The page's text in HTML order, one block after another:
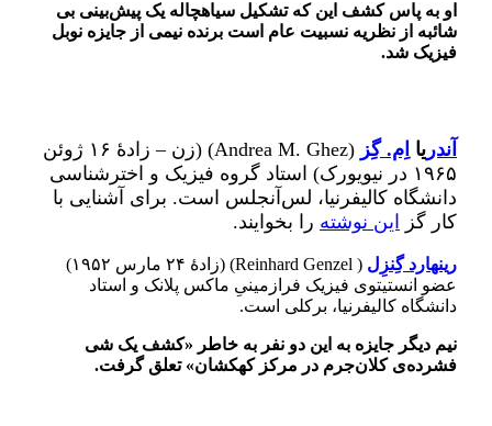
او به پاس کشف این که تشکیل سیاهچاله یک پیش‌بینی بی
شائبه از نظریه نسبیت عام است برنده نیمی از جایزه نوبل
فیزیک شد.
آندر یا اِم. گِز
(Andrea M. Ghez) (زن – زادهٔ ۱۶ ژوئن
۱۹۶۵ در نیویورک) استاد گروه فیزیک و اخترشناسی
دانشگاه کالیفرنیا، لس‌آنجلس است. برای آشنایی با
کار گز
این نوشته را بخوایند.
رینهارد گِنزِل
( Reinhard Genzel) (زادهٔ ۲۴ مارس ۱۹۵۲)
عضو انستیتوی فیزیک فرازمینیِ ماکس پلانک و استاد
دانشگاه کالیفرنیا، برکلی است.
نیم دیگر جایزه به این دو نفر به خاطر «کشف یک شی
فشرده‌ی کلان‌جرم در مرکز کهکشان» تعلق گرفت.